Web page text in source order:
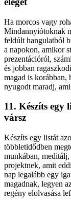
Ha morcos vagy
Mindannyiótoknak
feldúlt hangulatból
a napokon, amikor
prezentációról,
és jobban
magad is korábban,
nyugodt maradj,
11. Készíts
vársz
Készíts egy listát
többletidődben
munkában,
projektnek, amit
nap legalább egy
magadnak, legyen
regény elolvasása